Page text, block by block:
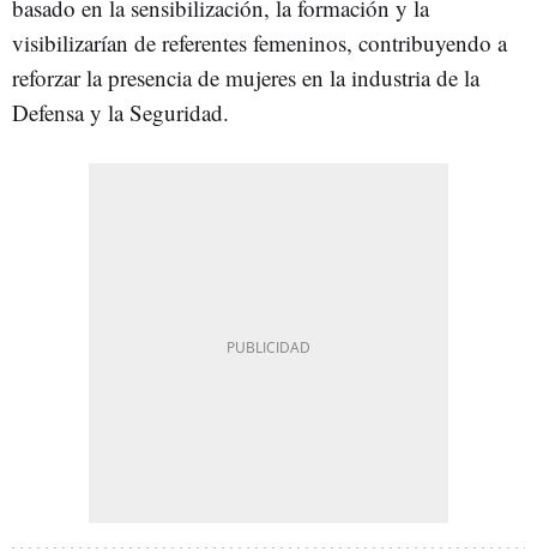
basado en la sensibilización, la formación y la
visibilizarían de referentes femeninos, contribuyendo a
reforzar la presencia de mujeres en la industria de la
Defensa y la Seguridad.